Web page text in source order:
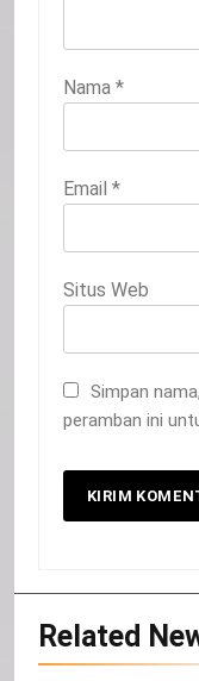
Nama *
Email *
Situs Web
Simpan
peramban ini
Related